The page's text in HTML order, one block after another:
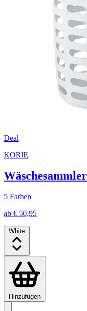
Deal
KORIE
5 Farben
ab € 50,95
White
Hinzufügen